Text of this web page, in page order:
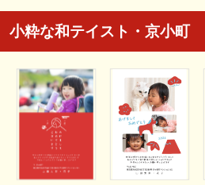
小粋な和テイスト・京小町